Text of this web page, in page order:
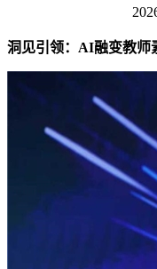
洞见引领：AI融变教师